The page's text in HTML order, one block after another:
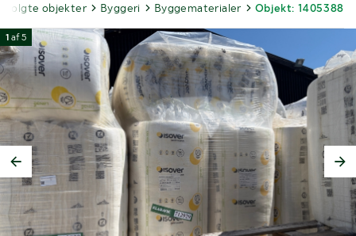
Solgte objekter Byggeri Byggematerialer Objekt: 1405388
1 af5